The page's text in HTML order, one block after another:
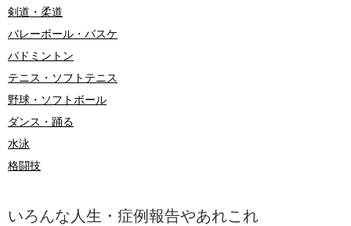
剣道・柔道
バレーボール・バスケ
バドミントン
テニス・ソフトテニス
野球・ソフトボール
ダンス・踊る
水泳
格闘技
いろんな人生・症例報告やあれこれ